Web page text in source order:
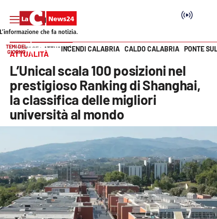
SEZIONI
Cronaca
Politica
Attualità
Economia e lavoro
Italia Mondo
Vai
TEMI DEL
GIORNO
INCENDI CALABRIA CALDO CALABRIA PONTE
HOME PAGE ATTUALITÀ
ATTUALITÀ
L’Unical scala 100 posizioni nel
prestigioso Ranking di Shanghai,
la classifica delle migliori
università al mondo